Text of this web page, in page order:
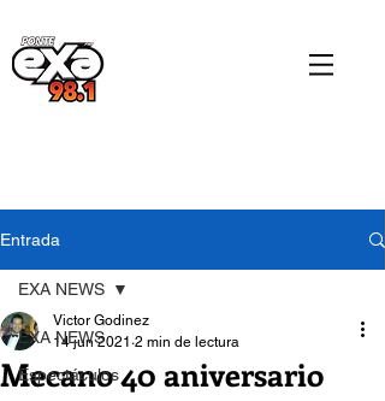
Entrada
EXA NEWS
Espectáculos
EXA NEWS
Mecano 40 aniversario
Victor Godinez
14 jun 2021 2 min de lectura